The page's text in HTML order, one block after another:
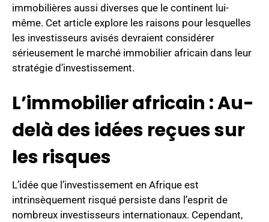
immobilières aussi diverses que le continent lui-
même. Cet article explore les raisons pour lesquelles
les investisseurs avisés devraient considérer
sérieusement le marché immobilier africain dans leur
stratégie d’investissement.
L’immobilier africain : Au-
delà des idées reçues sur
les risques
L’idée que l’investissement en Afrique est
intrinsèquement risqué persiste dans l’esprit de
nombreux investisseurs internationaux. Cependant,